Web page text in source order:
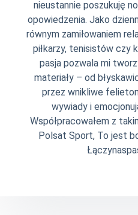
nieustannie poszukuję
opowiedzenia. Jako
równym zamiłowaniem
piłkarzy, tenisistów czy
pasja pozwala mi
materiały – od
przez wnikliwe
wywiady i
Współpracowałem z
Polsat Sport, To jest